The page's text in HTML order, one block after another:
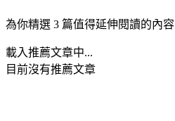
為你精選 3 篇值得延伸閱讀的內容
載入推薦文章中...
目前沒有推薦文章